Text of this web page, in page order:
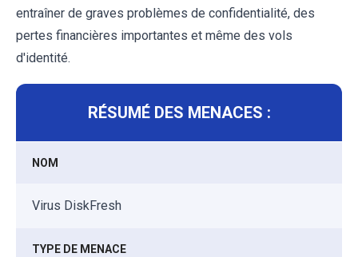
entraîner de graves problèmes de confidentialité, des
pertes financières importantes et même des vols
d'identité.
RÉSUMÉ DES MENACES :
NOM
Virus DiskFresh
TYPE DE MENACE